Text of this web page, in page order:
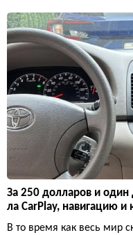
За 250 долларов и один
ла CarPlay, навигацию и
В то время как весь мир